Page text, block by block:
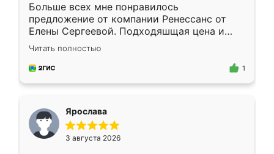
Больше всех мне понравилось
предложение от компании Ренессанс от
Елены Сергеевой. Подходяшщая цена и
короткие сроки изготовления. Приехавший
для замера сотрудник Владислав
предложил по моему эскизу самый
Читать полностью
1
Ярослава
3 августа 2026